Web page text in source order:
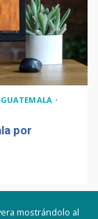
por
mostrándolo al